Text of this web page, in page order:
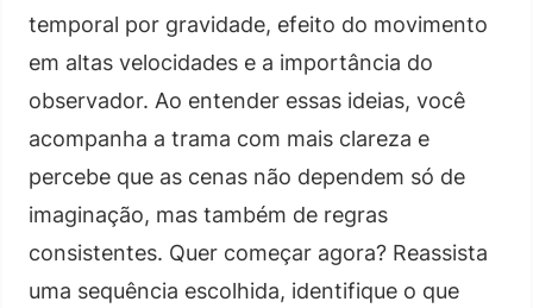
temporal por gravidade, efeito do movimento
em altas velocidades e a importância do
observador. Ao entender essas ideias, você
acompanha a trama com mais clareza e
percebe que as cenas não dependem só de
imaginação, mas também de regras
consistentes. Quer começar agora? Reassista
uma sequência escolhida, identifique o que